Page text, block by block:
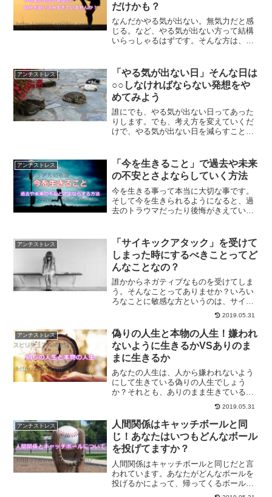
だけかも？
なんだかやる気が出ない。無気力だと感
じる。など、やる気が出ない方って結構
いらっしゃるはずです。そんな方は、も
込まずにあなたらしく生きる方法につい
て、ご紹介します。
アンチストレス
「やる気が出ない日」そんな日は
○○しなければならない発想をや
めてみよう
誰にでも、やる気が出ない日ってあった
りします。でも、考え方を変えていくだ
けで、やる気が出ない日を減らすことっ
かについて、解説していきます。
アンチストレス
「今を生きること」で過去や未来
の不安とさよならしていく方法
今を生きる事って本当に大切な事です。
そして今を生きられるようになると、過
去のトラウマだったり後悔がきえていく
きる事について、解説していきます。
アンチストレス
「サイキックアタック」を受けて
しまった時にするべきことってど
んなことなの？
誰かからネガティブなものを受けてしま
う。そんなことってありませか？いろい
ろなことに敏感な方というのは、サイキ
ックアタックを受けやすかったりしま
す。そんな時にどうすればいいのか、受
けないようにする方法、また受けた時に
跳ね返す方法についてご紹介します。
2019.05.31
アンチストレス
偽りの人生と本物の人生！嫌われ
ないように生きるかVSありのま
まに生きるか
あなたの人生は、人から嫌われないよう
にして生きている偽りの人生でしょう
か？それとも、ありのまま生きている本
物の人生でしょうか？どちらの人生を生
きるのもあなたの自由ですが、人間関係
で疲れてる人にオススメなのがありのま
ま生きるという方法なのです。
2019.05.31
アンチストレス
人間関係はキャッチボールと同
じ！あなたはいつもどんなボール
を投げてますか？
人間関係はキャッチボールと同じだと言
われています。あなたがどんなボールを
投げるかによって、帰ってくるボールも
変わってくるからです。人間関係を改善